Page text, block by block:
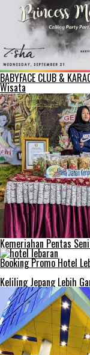
BABYFACE CLUB &
Wisata
Kemeriahan Pentas
Booking Promo Hotel
Keliling Jepang Lebih